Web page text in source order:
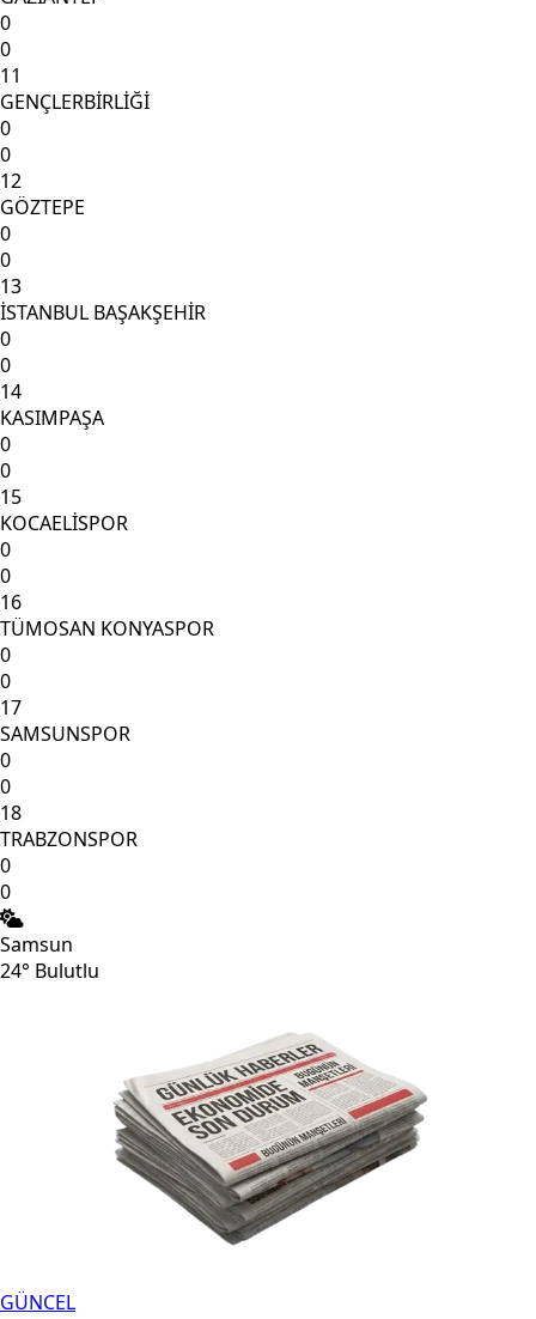
0
0
11
GENÇLERBİRLİĞİ
0
0
12
GÖZTEPE
0
0
13
İSTANBUL BAŞAKŞEHİR
0
0
14
KASIMPAŞA
0
0
15
KOCAELİSPOR
0
0
16
TÜMOSAN KONYASPOR
0
0
17
SAMSUNSPOR
0
0
18
TRABZONSPOR
0
0
Samsun
24° Bulutlu
GÜNCEL